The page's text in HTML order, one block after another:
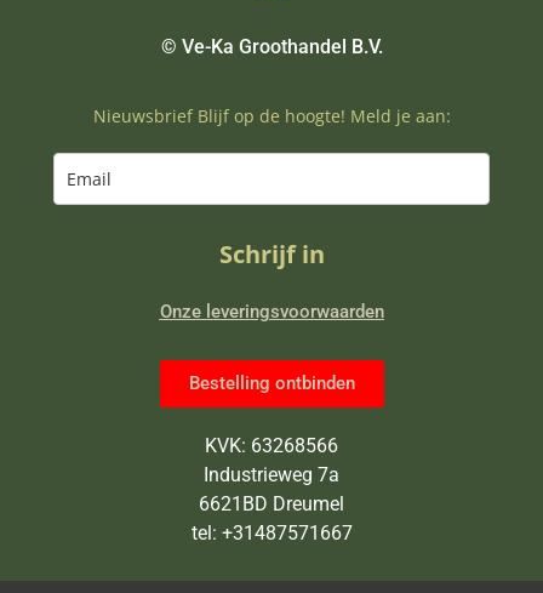
© Ve-Ka Groothandel B.V.
Nieuwsbrief Blijf op de hoogte! Meld je aan:
Schrijf in
Onze leveringsvoorwaarden
Bestelling ontbinden
KVK: 63268566
Industrieweg 7a
6621BD Dreumel
tel: +31487571667